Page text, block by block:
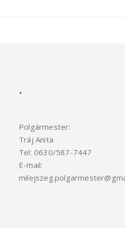
.
Polgármester:
Tráj Anita
Tel: 0630/587-7447
E-mail: